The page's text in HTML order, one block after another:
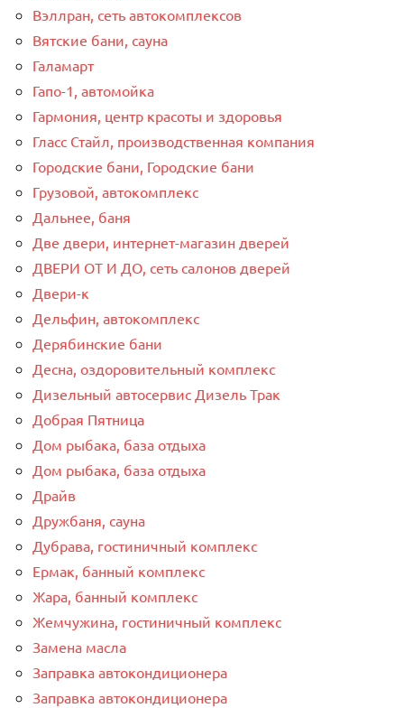
Вэллран, сеть автокомплексов
Вятские бани, сауна
Галамарт
Гапо-1, автомойка
Гармония, центр красоты и здоровья
Гласс Стайл, производственная компания
Городские бани, Городские бани
Грузовой, автокомплекс
Дальнее, баня
Две двери, интернет-магазин дверей
ДВЕРИ ОТ И ДО, сеть салонов дверей
Двери-к
Дельфин, автокомплекс
Дерябинские бани
Десна, оздоровительный комплекс
Дизельный автосервис Дизель Трак
Добрая Пятница
Дом рыбака, база отдыха
Дом рыбака, база отдыха
Драйв
Дружбаня, сауна
Дубрава, гостиничный комплекс
Ермак, банный комплекс
Жара, банный комплекс
Жемчужина, гостиничный комплекс
Замена масла
Заправка автокондиционера
Заправка автокондиционера